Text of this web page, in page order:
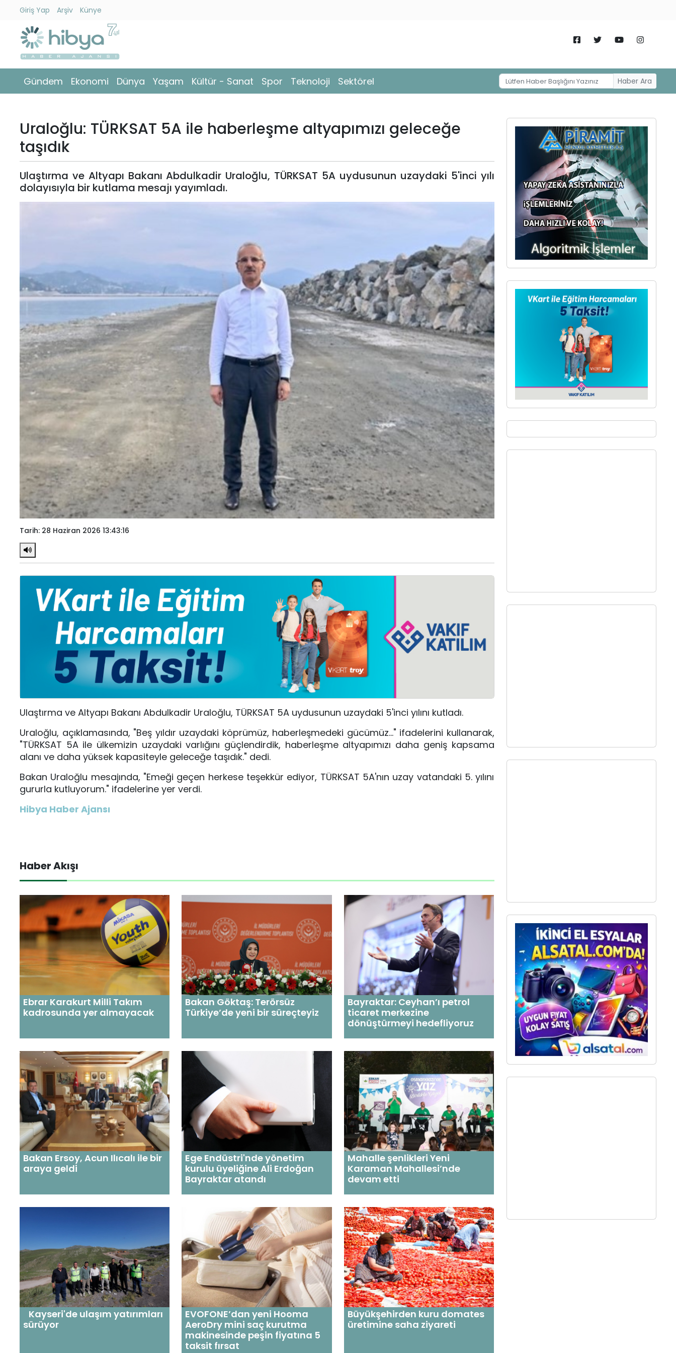
Giriş Yap Arşiv Künye
Gündem Ekonomi Dünya Yaşam Kültür - Sanat Spor Teknoloji Sektörel Haber Ara
Gündem
Ekonomi
Yaşam
Kültür
Sanat
Sektörel
Arşiv
Künye
Giriş
Yap
Uraloğlu: TÜRKSAT 5A ile haberleşme altyapımızı geleceğe
taşıdık
Ulaştırma ve Altyapı Bakanı Abdulkadir Uraloğlu, TÜRKSAT 5A uydusunun uzaydaki 5'inci yılı
dolayısıyla bir kutlama mesajı yayımladı.
Tarih: 28 Haziran 2026 13:43:16
Ulaştırma ve Altyapı Bakanı Abdulkadir Uraloğlu, TÜRKSAT 5A uydusunun uzaydaki 5'inci yılını kutladı.
Uraloğlu, açıklamasında, "Beş yıldır uzaydaki köprümüz, haberleşmedeki gücümüz…" ifadelerini kullanarak,
"TÜRKSAT 5A ile ülkemizin uzaydaki varlığını güçlendirdik, haberleşme altyapımızı daha geniş kapsama
alanı ve daha yüksek kapasiteyle geleceğe taşıdık." dedi.
Bakan Uraloğlu mesajında, "Emeği geçen herkese teşekkür ediyor, TÜRKSAT 5A'nın uzay vatandaki 5. yılını
gururla kutluyorum." ifadelerine yer verdi.
Hibya Haber Ajansı
Haber Akışı
Ebrar Karakurt Milli Takım
kadrosunda yer almayacak
Bakan Göktaş: Terörsüz
Türkiye’de yeni bir süreçteyiz
Bayraktar: Ceyhan’ı petrol
ticaret merkezine
dönüştürmeyi hedefliyoruz
Bakan Ersoy, Acun Ilıcalı ile bir
araya geldi
Ege Endüstri'nde yönetim
kurulu üyeliğine Ali Erdoğan
Bayraktar atandı
Mahalle şenlikleri Yeni
Karaman Mahallesi’nde
devam etti
Kayseri'de ulaşım yatırımları
sürüyor
EVOFONE’dan yeni Hooma
AeroDry mini saç kurutma
makinesinde peşin fiyatına 5
taksit fırsat
Büyükşehirden kuru domates
üretimine saha ziyareti